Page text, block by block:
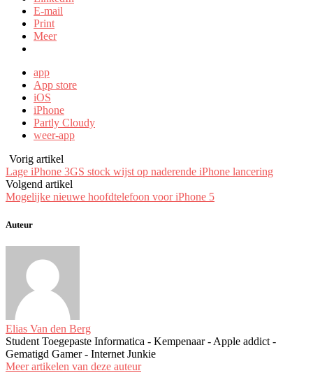
E-mail
Print
Meer
app
App store
iOS
iPhone
Partly Cloudy
weer-app
Vorig artikel
Lage iPhone 3GS stock wijst op naderende iPhone lancering
Volgend artikel
Mogelijke nieuwe hoofdtelefoon voor iPhone 5
Auteur
Elias Van den Berg
Student Toegepaste Informatica - Kempenaar - Apple addict -
Gematigd Gamer - Internet Junkie
Meer artikelen van deze auteur